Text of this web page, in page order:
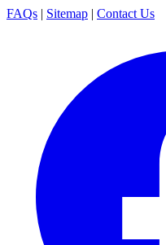
FAQs | Sitemap | Contact Us